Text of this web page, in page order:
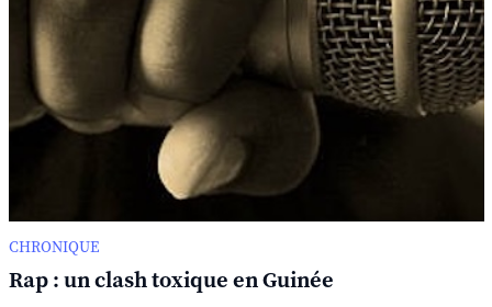
CHRONIQUE
Rap : un clash toxique en Guinée